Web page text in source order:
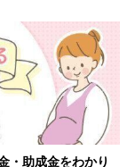
・助成金をわかり